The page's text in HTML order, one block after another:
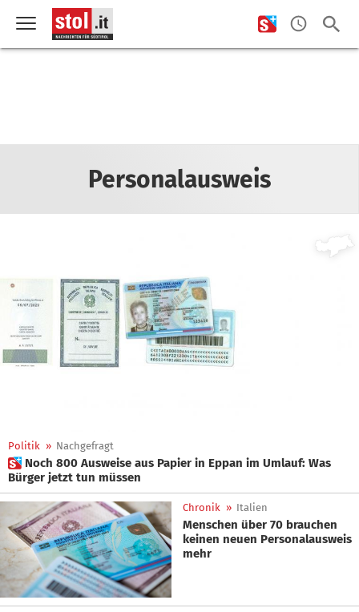
Personalausweis
Politik » Nachgefragt
 Noch 800 Ausweise aus Papier in Eppan im Umlauf: Was
Bürger jetzt tun müssen
Chronik » Italien
Menschen über 70 brauchen
keinen neuen Personalausweis
mehr